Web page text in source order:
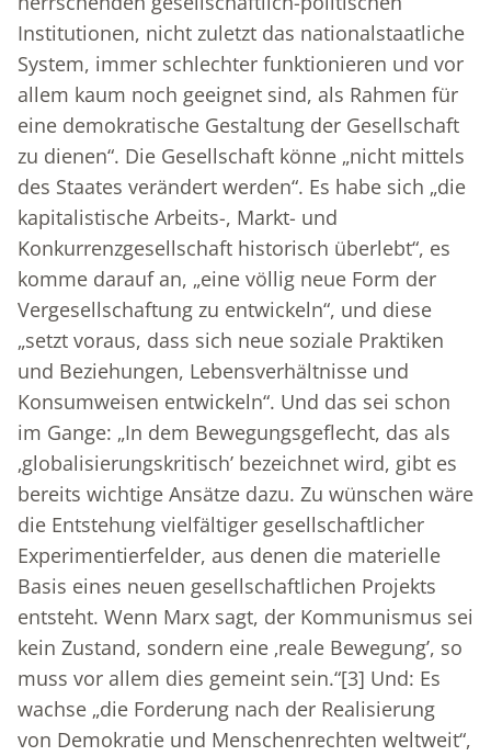
Institutionen, nicht zuletzt das nationalstaatliche
System, immer schlechter funktionieren und vor
allem kaum noch geeignet sind, als Rahmen für
eine demokratische Gestaltung der Gesellschaft
zu dienen“. Die Gesellschaft könne „nicht mittels
des Staates verändert werden“. Es habe sich „die
kapitalistische Arbeits-, Markt- und
Konkurrenzgesellschaft historisch überlebt“, es
komme darauf an, „eine völlig neue Form der
Vergesellschaftung zu entwickeln“, und diese
„setzt voraus, dass sich neue soziale Praktiken
und Beziehungen, Lebensverhältnisse und
Konsumweisen entwickeln“. Und das sei schon
im Gange: „In dem Bewegungsgeflecht, das als
‚globalisierungskritisch’ bezeichnet wird, gibt es
bereits wichtige Ansätze dazu. Zu wünschen wäre
die Entstehung vielfältiger gesellschaftlicher
Experimentierfelder, aus denen die materielle
Basis eines neuen gesellschaftlichen Projekts
entsteht. Wenn Marx sagt, der Kommunismus sei
kein Zustand, sondern eine ‚reale Bewegung’, so
muss vor allem dies gemeint sein.“[3] Und: Es
wachse „die Forderung nach der Realisierung
von Demokratie und Menschenrechten weltweit“,